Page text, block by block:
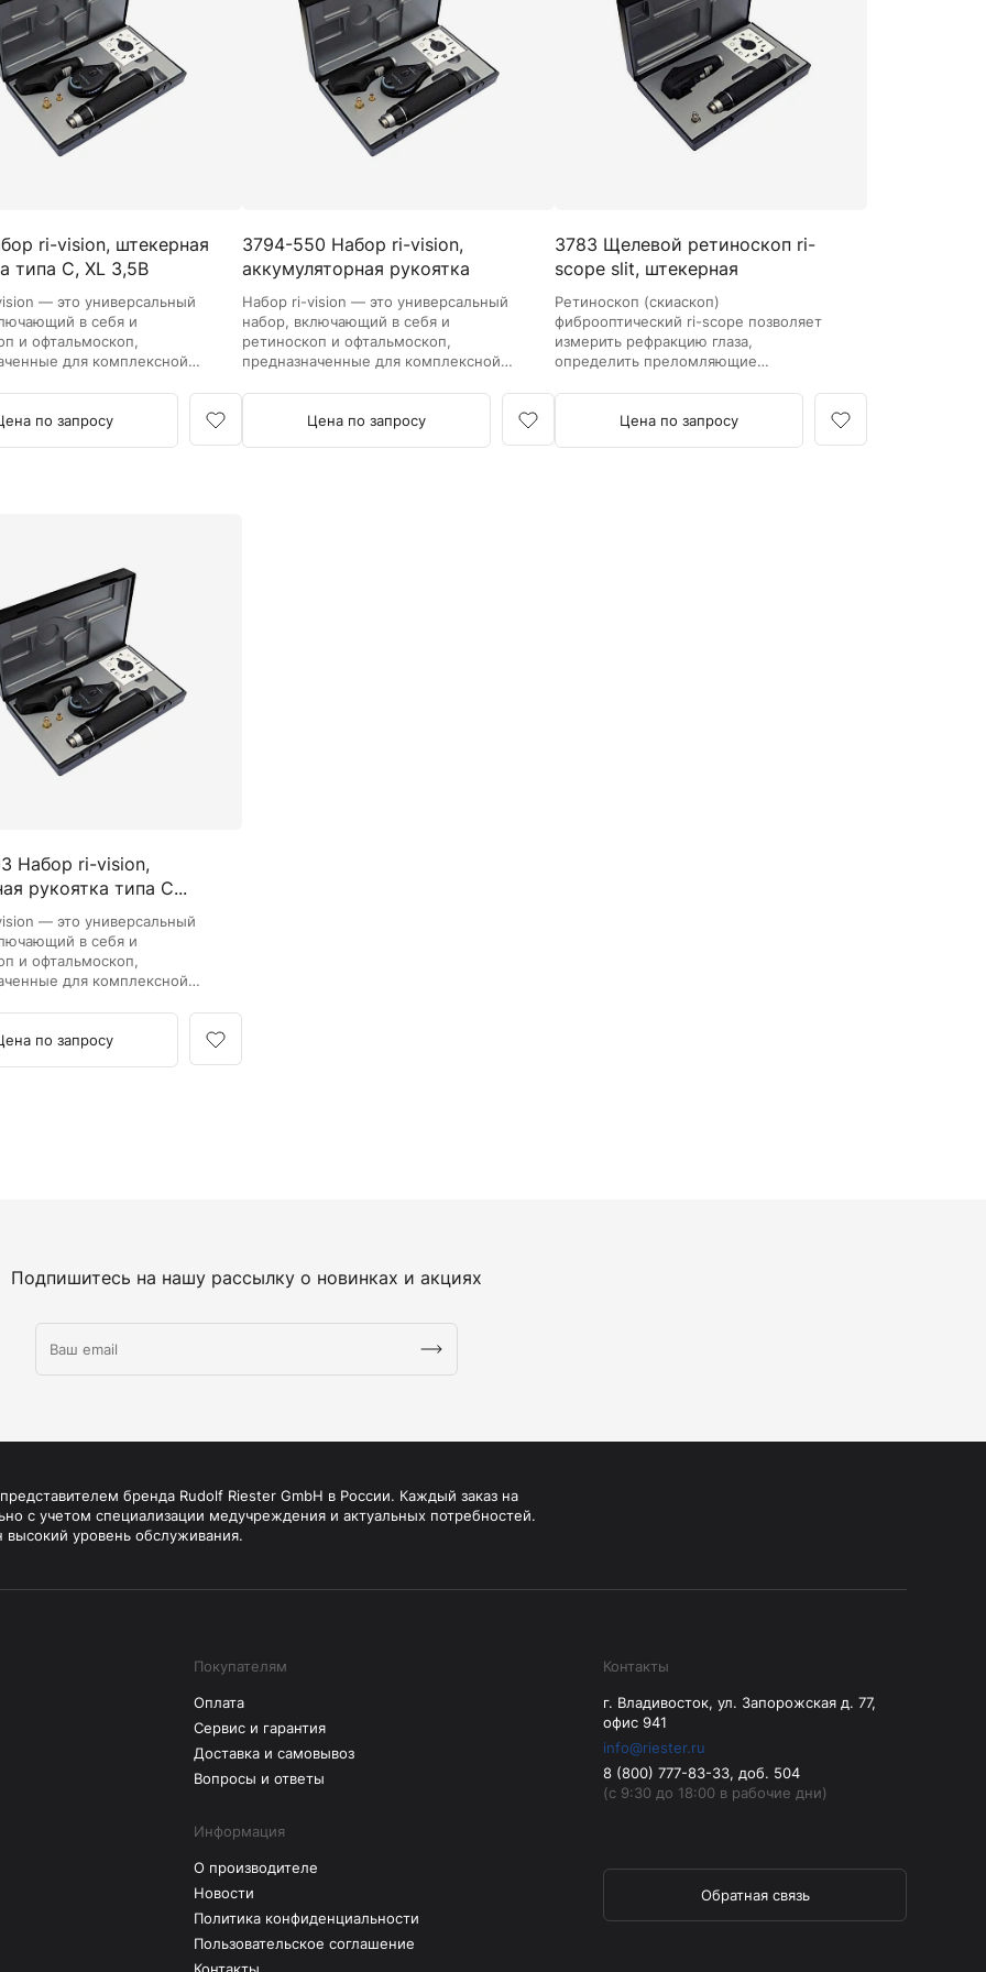
Камертоны и наборы
Камертоны
Наборы камертонов
Медицинские светильники
Запасные части к медицинским светильникам
Медицинские осветители
Аксессуары для komprimeter
Манжеты для komprimeter
Пневможгуты komprimeter
Пульсоксиметры ri-fox N
Термометры и аксессуары
Кровоостанавливающие жгуты
Ларингоскопы
Аксессуары для ларингоскопов
Стандартные ларингоскопы
Фиброоптические ларингоскопы
Отоскопы
Ушные воронки для отоскопов
Приборы для внутривенного вливания под
давлением
Манжеты и аксессуары Metpak
Приборы для инфузий Metpak
ri-vision, штекерная
типа C, XL 3,5В
— это универсальный
в себя и
и офтальмоскоп,
для комплексной
глазного дна и
рефракции методом
по запросу
3794-550 Набор ri-vision,
аккумуляторная рукоятка
типа...
Набор ri-vision — это универсальный
набор, включающий в себя и
ретиноскоп и офтальмоскоп,
предназначенные для комплексной
состояния сосудов глазного дна и
определения рефракции методом
Цена по запросу
3783 Щелевой ретиноскоп ri-
scope slit, штекерная
рукоятка...
Ретиноскоп (скиаскоп)
фиброоптический ri-scope позволяет
измерить рефракцию глаза,
определить преломляющие
дальнозоркость и близорукость.
Цена по запросу
Набор ri-vision,
рукоятка типа C...
— это универсальный
в себя и
и офтальмоскоп,
для комплексной
глазного дна и
рефракции методом
по запросу
Подпишитесь на нашу рассылку о новинках и акциях
бренда Rudolf Riester GmbH в России. Каждый заказ на
с учетом специализации медучреждения и актуальных потребностей.
уровень обслуживания.
Покупателям
Оплата
Сервис и гарантия
Доставка и самовывоз
Вопросы и ответы
Информация
О производителе
Новости
Политика конфиденциальности
Пользовательское соглашение
Контакты
г. Владивосток, ул. Запорожская д. 77,
офис 941
info@riester.ru
8 (800) 777-83-33, доб. 504
(с 9:30 до 18:00 в рабочие дни)
Обратная связь